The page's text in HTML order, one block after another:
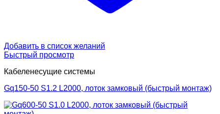
Добавить в список желаний
Быстрый просмотр
Кабеленесущие системы
Gq150-50 S1.2 L2000, лоток замковый (быстрый монтаж)